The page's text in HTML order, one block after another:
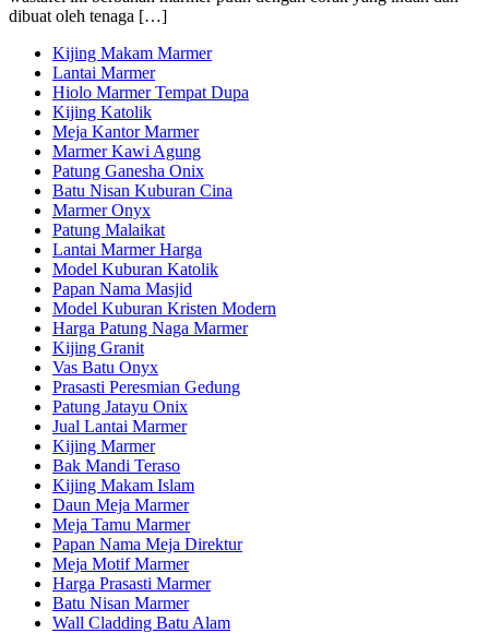
dibuat oleh tenaga […]
Kijing Makam Marmer
Lantai Marmer
Hiolo Marmer Tempat Dupa
Kijing Katolik
Meja Kantor Marmer
Marmer Kawi Agung
Patung Ganesha Onix
Batu Nisan Kuburan Cina
Marmer Onyx
Patung Malaikat
Lantai Marmer Harga
Model Kuburan Katolik
Papan Nama Masjid
Model Kuburan Kristen Modern
Harga Patung Naga Marmer
Kijing Granit
Vas Batu Onyx
Prasasti Peresmian Gedung
Patung Jatayu Onix
Jual Lantai Marmer
Kijing Marmer
Bak Mandi Teraso
Kijing Makam Islam
Daun Meja Marmer
Meja Tamu Marmer
Papan Nama Meja Direktur
Meja Motif Marmer
Harga Prasasti Marmer
Batu Nisan Marmer
Wall Cladding Batu Alam